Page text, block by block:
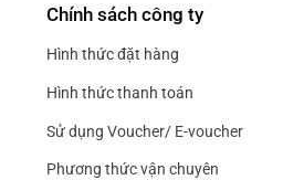
Chính sách công ty
Hình thức đặt hàng
Hình thức thanh toán
Sử dụng Voucher/ E-voucher
Phương thức vận chuyên